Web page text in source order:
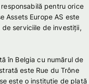
responsabilă pentru orice
Assets Europe AS este
serviciile de investiții,
în Belgia cu numărul de
este Rue du Trône
este o instituție de plată